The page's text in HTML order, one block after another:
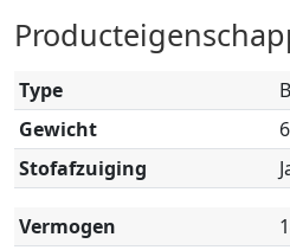
Type
Gewicht
Stofafzuiging
Vermogen